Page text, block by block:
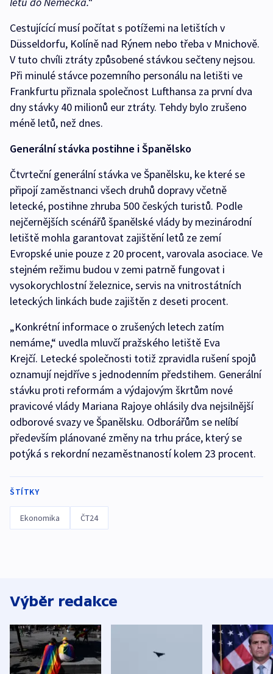
Cestujícící musí počítat s potížemi na letištích v
Düsseldorfu, Kolíně nad Rýnem nebo třeba v Mnichově.
V tuto chvíli ztráty způsobené stávkou sečteny nejsou.
Při minulé stávce pozemního personálu na letišti ve
Frankfurtu přiznala společnost Lufthansa za první dva
dny stávky 40 milionů eur ztráty. Tehdy bylo zrušeno
méně letů, než dnes.
Generální stávka postihne i Španělsko
Čtvrteční generální stávka ve Španělsku, ke které se
připojí zaměstnanci všech druhů dopravy včetně
letecké, postihne zhruba 500 českých turistů. Podle
nejčernějších scénářů španělské vlády by mezinárodní
letiště mohla garantovat zajištění letů ze zemí
Evropské unie pouze z 20 procent, varovala asociace. Ve
stejném režimu budou v zemi patrně fungovat i
vysokorychlostní železnice, servis na vnitrostátních
leteckých linkách bude zajištěn z deseti procent.
„Konkrétní informace o zrušených letech zatím
nemáme,“ uvedla mluvčí pražského letiště Eva
Krejčí. Letecké společnosti totiž zpravidla rušení spojů
oznamují nejdříve s jednodenním předstihem. Generální
stávku proti reformám a výdajovým škrtům nové
pravicové vlády Mariana Rajoye ohlásily dva nejsilnější
odborové svazy ve Španělsku. Odborářům se nelíbí
především plánované změny na trhu práce, který se
potýká s rekordní nezaměstnaností kolem 23 procent.
ŠTÍTKY
Ekonomika ČT24
Výběr redakce